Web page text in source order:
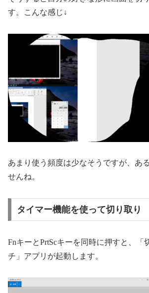
す。こんな感じ↓
あまり使う頻度は少なそうですが、あ
せんね。
タイマー機能を使って切り取り
FnキーとPrtScキーを同時に押すと、「
チ」アプリが起動します。